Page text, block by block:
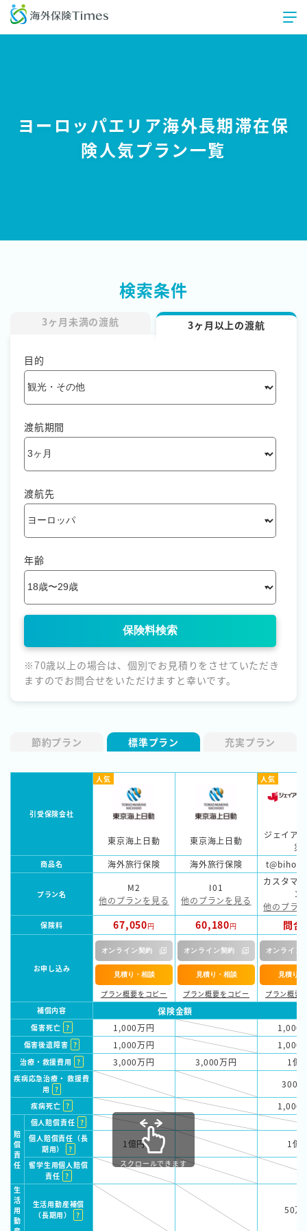
ヨーロッパエリア海外長期滞在保
険人気プラン一覧
検索条件
3ヶ月未満の渡航 3ヶ月以上の渡航
目的
渡航期間
渡航先
年齢
※70歳以上の場合は、個別でお見積りをさせていただき
ますのでお問合せをいただけますと幸いです。
節約プラン 標準プラン 充実プラン
引受保険会社
人気
東京海上日動 東京海上日動
人気
ジェイア
災
商品名 海外旅行保険 海外旅行保険 t@bihoプ
プラン名
M2
他のプランを見る
I01
他のプランを見る
カスタマ
ン
他のプラ
保険料 67,050円 60,180円 問合
お申し込み
オンライン契約
プラン概要をコピー
オンライン契約
プラン概要をコピー
オンライン
プラン概要
補償内容
保険金額
傷害死亡 ? 1,000万円 1,000
傷害後遺障害 ? 1,000万円 1,000
治療・救援費用 ? 3,000万円 3,000万円 1億
疾病応急治療・ 救援費
用 ? 300
疾病死亡 ? 1,000
賠
償
責
任
個人賠償責任 ?
個人賠償責任（長
期用）
? 1億円 1億
留学生用個人賠償
責任 ?
生
活
用
動
生活用動産補償
（長期用）
? 50万
スクロールできます